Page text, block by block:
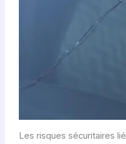
Les risques sécuritaires